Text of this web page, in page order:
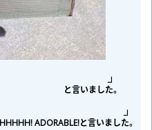
と言いました。
ADORABLE!と言いました。